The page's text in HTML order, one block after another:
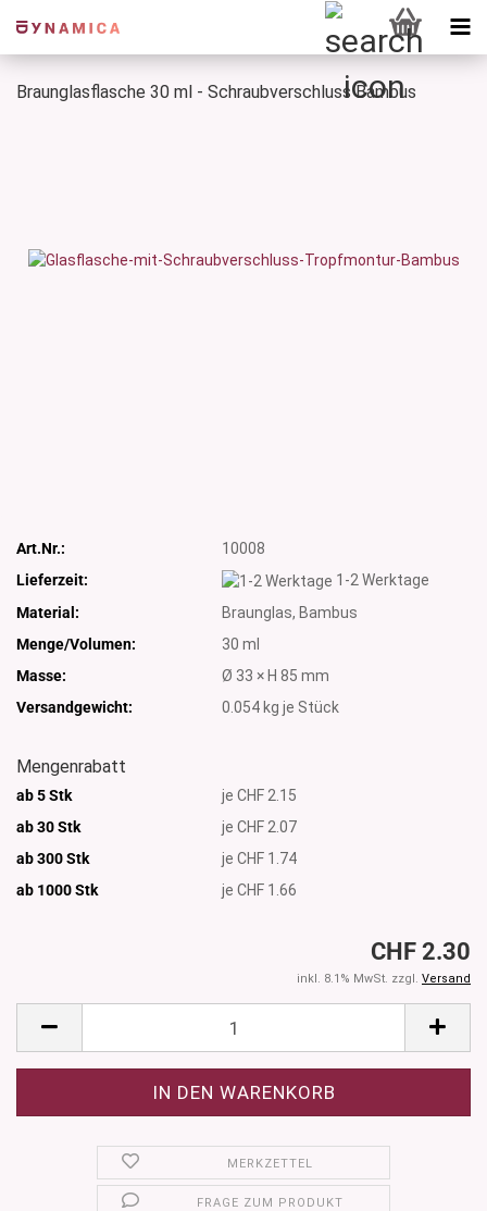
Braunglasflasche 30 ml - Schraubverschluss Bambus
Art.Nr.:
10008
Lieferzeit:
1-2 Werktage
Material:
Braunglas, Bambus
Menge/Volumen:
30 ml
Masse:
Ø 33 × H 85 mm
Versandgewicht:
0.054 kg je Stück
Mengenrabatt
ab 5 Stk
je CHF 2.15
ab 30 Stk
je CHF 2.07
ab 300 Stk
je CHF 1.74
ab 1000Stk je CHF 1.66
CHF 2.30
inkl. 8.1% MwSt. zzgl. Versand
MERKZETTEL
FRAGE ZUM PRODUKT